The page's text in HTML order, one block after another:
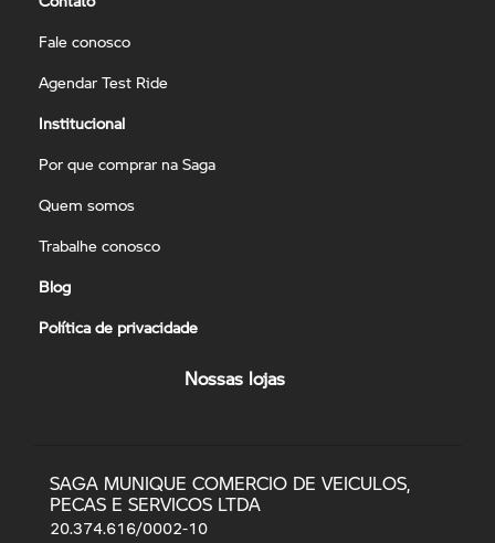
Fale conosco
Agendar Test Ride
Institucional
Por que comprar na Saga
Quem somos
Trabalhe conosco
Blog
Política de privacidade
Nossas lojas
SAGA MUNIQUE COMERCIO DE VEICULOS,
PECAS E SERVICOS LTDA
20.374.616/0002-10